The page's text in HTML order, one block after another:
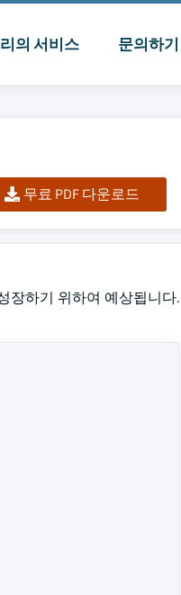
의 서비스 문의하기
무료 PDF 다운로드
장하기 위하여 예상됩니다.